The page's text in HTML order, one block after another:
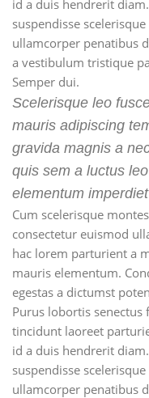
id a duis hendrerit
suspendisse
ullamcorper penatibus
a vestibulum tristique
Semper dui.
Scelerisque leo
mauris adipiscing
gravida magnis a
quis sem a luctus
elementum
Cum scelerisque
consectetur euismod
hac lorem parturient a
mauris elementum.
egestas a dictumst
Purus lobortis
tincidunt laoreet
id a duis hendrerit
suspendisse
ullamcorper penatibus